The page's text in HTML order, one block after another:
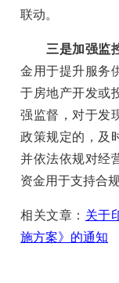
联动。
三是加强监
金用于提升服务
于房地产开发或
强监督，对于发
政策规定的，及
并依法依规对经
资金用于支持合
相关文章： 关于
施方案》的通知